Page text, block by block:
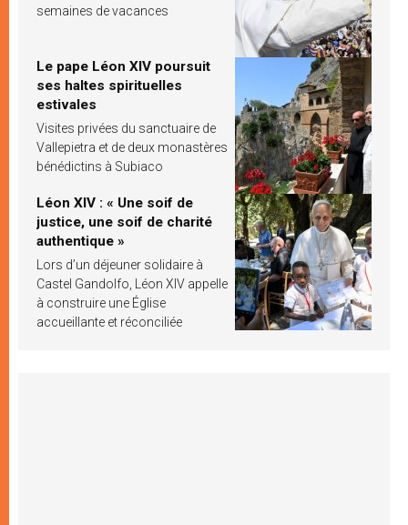
semaines de vacances
Le pape Léon XIV poursuit
ses haltes spirituelles
estivales
Visites privées du sanctuaire de
Vallepietra et de deux monastères
bénédictins à Subiaco
Léon XIV : « Une soif de
justice, une soif de charité
authentique »
Lors d’un déjeuner solidaire à
Castel Gandolfo, Léon XIV appelle
à construire une Église
accueillante et réconciliée